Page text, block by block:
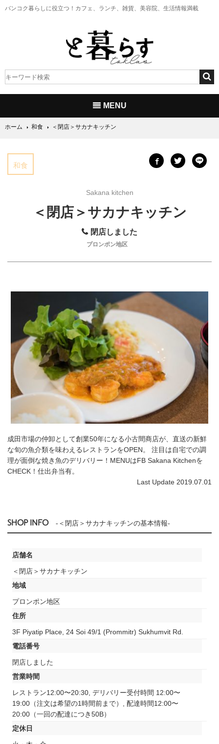
バンコク暮らしに役立つ！ カフェ、ランチ、雑貨、美容院、生活情報満載
MENU
ホーム 和食 ＜閉店＞サカナキッチン
和食
Sakana kitchen
＜閉店＞サカナキッチン
閉店しました
プロンポン地区
成田市場の仲卸として創業50年になる小古間商店が、直送の新鮮
な旬の魚介類を味わえるレストランをOPEN。 注目は自宅での調
理が面倒な焼き魚のデリバリー！MENUはFB Sakana Kitchenを
CHECK！仕出弁当有。
Last Update 2019.07.01
SHOP INFO -＜閉店＞サカナキッチンの基本情報-
店舗名
＜閉店＞サカナキッチン
地域
プロンポン地区
住所
3F Piyatip Place, 24 Soi 49/1 (Prommitr) Sukhumvit Rd.
電話番号
閉店しました
営業時間
レストラン12:00〜20:30, デリバリー受付時間 12:00〜
19:00（注文は希望の1時間前まで）, 配達時間12:00〜
20:00（一回の配達につき50B）
定休日